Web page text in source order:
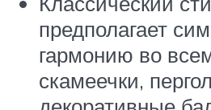
предполагает
гармонию во
скамеечки,